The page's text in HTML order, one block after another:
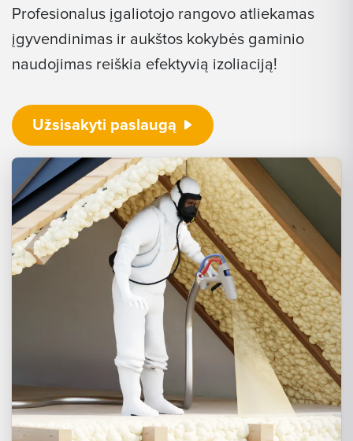
Profesionalus įgaliotojo rangovo atliekamas
įgyvendinimas ir aukštos kokybės gaminio
naudojimas reiškia efektyvią izoliaciją!
Užsisakyti paslaugą